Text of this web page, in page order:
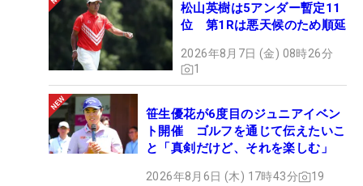
松山英樹は5アンダー暫定11
位 第1Rは悪天候のため順延
2026年8月7日 (金) 08時26分
1
笹生優花が6度目のジュニアイベン
ト開催 ゴルフを通じて伝えたいこ
と「真剣だけど、それを楽しむ」
2026年8月6日 (木) 17時43分 19